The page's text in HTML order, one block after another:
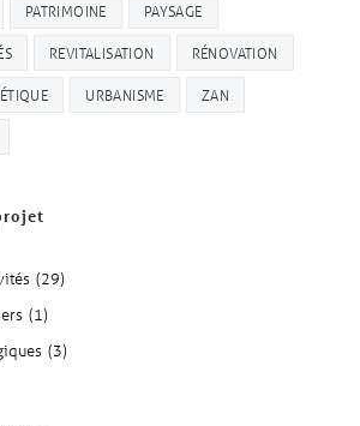
PATRIMOINE PAYSAGE
REVITALISATION RÉNOVATION
URBANISME ZAN
(29)
(1)
(3)